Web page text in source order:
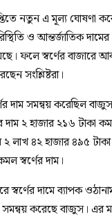
নতুন এ মূল্য ঘোষণা
ও আন্তর্জাতিক
ফলে স্বর্ণের বাজারে
সংশ্লিষ্টরা।
দাম সমন্বয় করেছিল
দাম ২ হাজার ২১৬ টাকা
২ লাখ ৪২ হাজার ৪৯৫
স্বর্ণের দাম।
দামে ব্যাপক
করেছে বাজুস। এর